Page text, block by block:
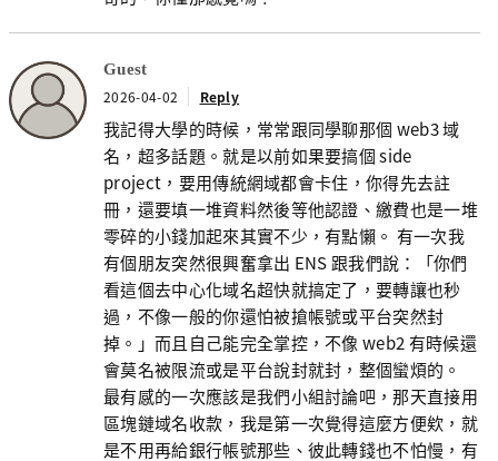
Guest
2026-04-02 Reply
我記得大學的時候，常常跟同學聊那個 web3 域
名，超多話題。就是以前如果要搞個 side
project，要用傳統網域都會卡住，你得先去註
冊，還要填一堆資料然後等他認證、繳費也是一堆
零碎的小錢加起來其實不少，有點懶。 有一次我
有個朋友突然很興奮拿出 ENS 跟我們說：「你們
看這個去中心化域名超快就搞定了，要轉讓也秒
過，不像一般的你還怕被搶帳號或平台突然封
掉。」而且自己能完全掌控，不像 web2 有時候還
會莫名被限流或是平台說封就封，整個蠻煩的。
最有感的一次應該是我們小組討論吧，那天直接用
區塊鏈域名收款，我是第一次覺得這麼方便欸，就
是不用再給銀行帳號那些、彼此轉錢也不怕慢，有